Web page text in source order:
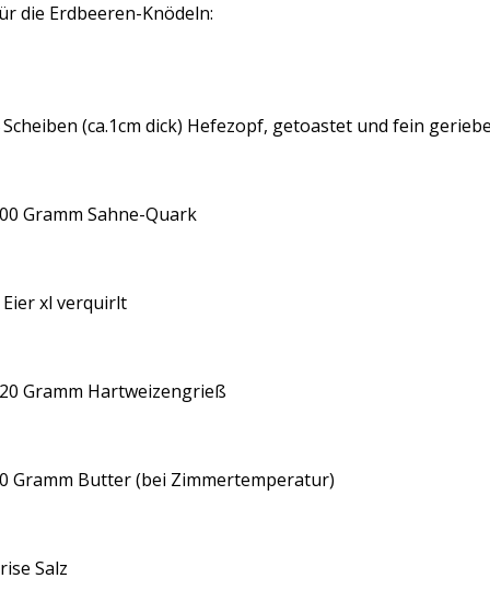
die Erdbeeren-Knödeln:
Scheiben (ca.1cm dick) Hefezopf, getoastet und fein
Gramm Sahne-Quark
Eier xl verquirlt
Gramm Hartweizengrieß
Gramm Butter (bei Zimmertemperatur)
Salz